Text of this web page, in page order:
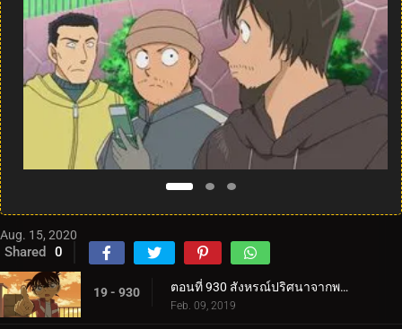
Aug. 15, 2020
Shared 0
19 - 930 ตอนที่ 930 สังหรณ์ปริศนาจากพระพุทธรูป
Feb. 09, 2019